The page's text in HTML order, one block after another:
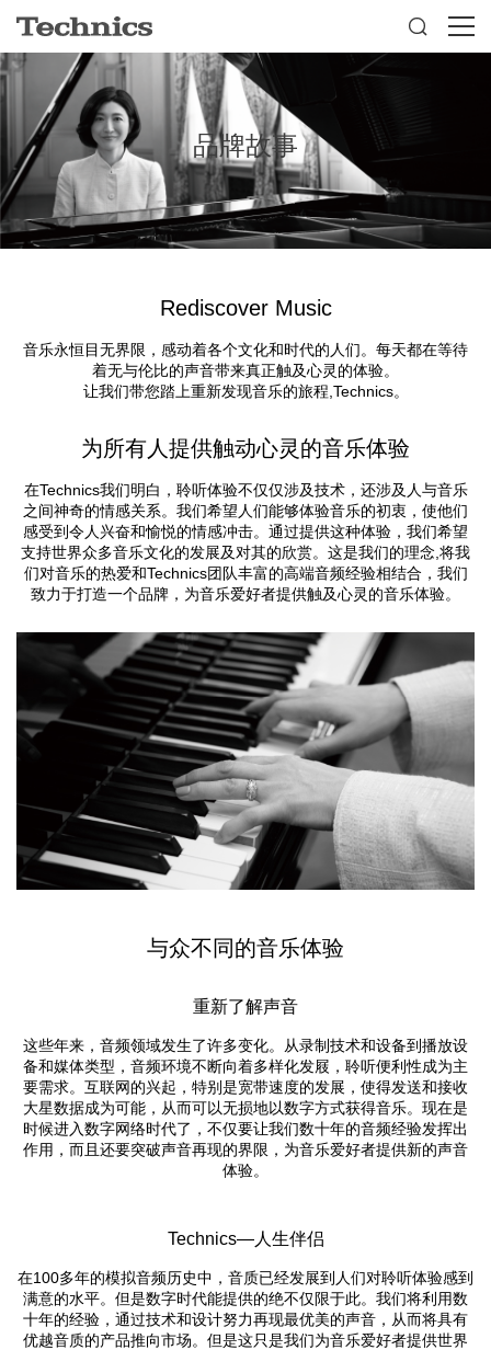

品牌故事
Rediscover Music
音乐永恒目无界限，感动着各个文化和时代的人们。每天都在等待
着无与伦比的声音带来真正触及心灵的体验。
让我们带您踏上重新发现音乐的旅程,Technics。
为所有人提供触动心灵的音乐体验
在Technics我们明白，聆听体验不仅仅涉及技术，还涉及人与音乐
之间神奇的情感关系。我们希望人们能够体验音乐的初衷，使他们
感受到令人兴奋和愉悦的情感冲击。通过提供这种体验，我们希望
支持世界众多音乐文化的发展及对其的欣赏。这是我们的理念,将我
们对音乐的热爱和Technics团队丰富的高端音频经验相结合，我们
致力于打造一个品牌，为音乐爱好者提供触及心灵的音乐体验。
与众不同的音乐体验
重新了解声音
这些年来，音频领域发生了许多变化。从录制技术和设备到播放设
备和媒体类型，音频环境不断向着多样化发屐，聆听便利性成为主
要需求。互联网的兴起，特别是宽带速度的发展，使得发送和接收
大星数据成为可能，从而可以无损地以数字方式获得音乐。现在是
时候进入数字网络时代了，不仅要让我们数十年的音频经验发挥出
作用，而且还要突破声音再现的界限，为音乐爱好者提供新的声音
体验。
Technics—人生伴侣
在100多年的模拟音频历史中，音质已经发展到人们对聆听体验感到
满意的水平。但是数字时代能提供的绝不仅限于此。我们将利用数
十年的经验，通过技术和设计努力再现最优美的声音，从而将具有
优越音质的产品推向市场。但是这只是我们为音乐爱好者提供世界